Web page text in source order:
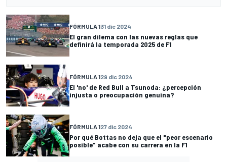
FÓRMULA 131 dic 2024
El gran dilema con las nuevas reglas que
definirá la temporada 2025 de F1
FÓRMULA 129 dic 2024
El 'no' de Red Bull a Tsunoda: ¿percepción
injusta o preocupación genuina?
FÓRMULA 127 dic 2024
Por qué Bottas no deja que el "peor escenario
posible" acabe con su carrera en la F1